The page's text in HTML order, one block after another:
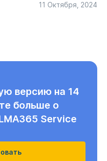
11 Октября, 2024
версию на 14
больше о
Service